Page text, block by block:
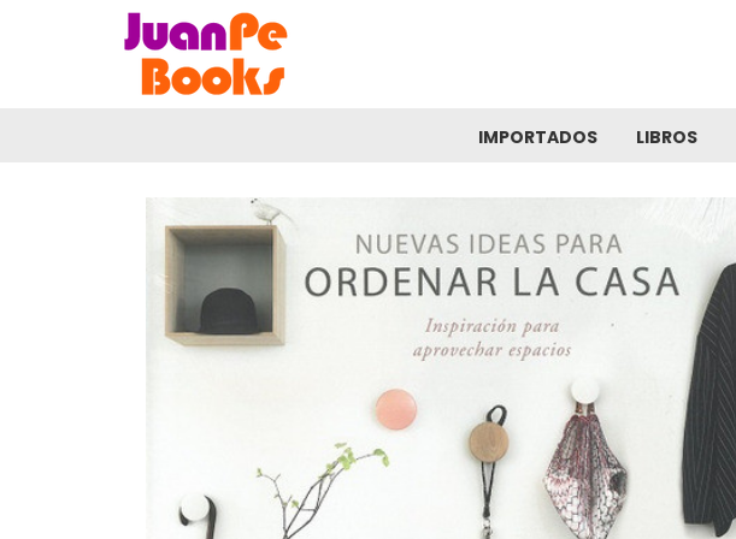
IMPORTADOS LIBROS